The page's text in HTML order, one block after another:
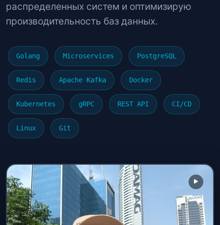
распределенных систем и оптимизирую
производительность баз данных.
Golang Microservices PostgreSQL
Redis Apache Kafka Docker
Kubernetes gRPC REST API CI/CD
Linux Git